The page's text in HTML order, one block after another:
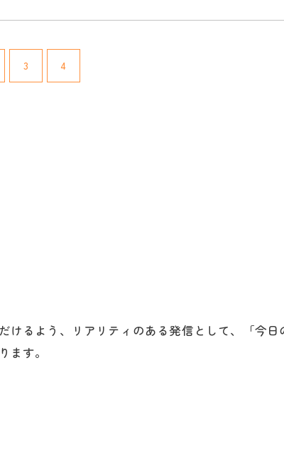
3 4
るよう、リアリティのある発信として、「今日
す。